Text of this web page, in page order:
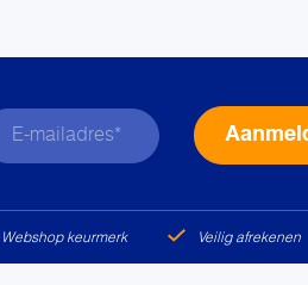
Webshop keurmerk Veilig afrekenen